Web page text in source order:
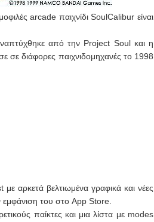
arcade παιχνίδι SoulCalibur είναι
από την Project Soul και η
σε διάφορες παιχνιδομηχανές το 1998
αρκετά βελτιωμένα γραφικά και νέες
του στο App Store.
παίκτες και μια λίστα με modes